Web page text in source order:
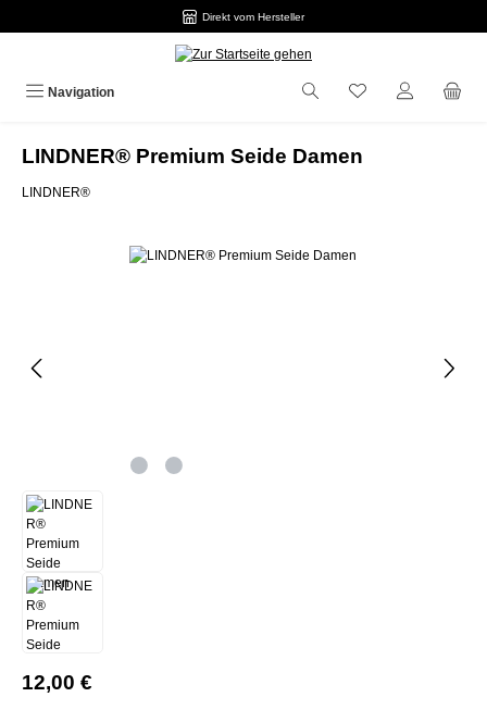
Direkt vom Hersteller
Navigation
LINDNER® Premium Seide Damen
LINDNER®
Bildergalerie überspringen
12,00 €